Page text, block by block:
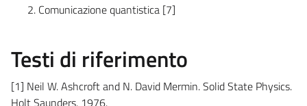
Comunicazione quantistica [7]
Testi di riferimento
[1] Neil W. Ashcroft and N. David Mermin. Solid State Physics.
Holt Saunders, 1976.